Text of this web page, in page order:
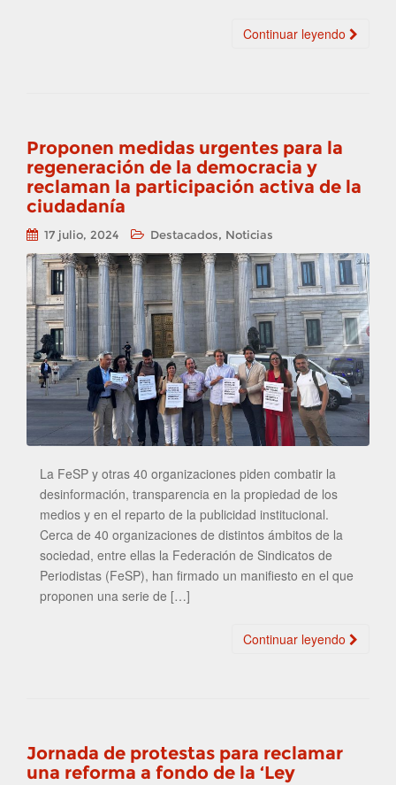
Continuar leyendo
Proponen medidas urgentes para la
regeneración de la democracia y
reclaman la participación activa de la
ciudadanía
17 julio, 2024 Destacados, Noticias
La FeSP y otras 40 organizaciones piden combatir la
desinformación, transparencia en la propiedad de los
medios y en el reparto de la publicidad institucional.
Cerca de 40 organizaciones de distintos ámbitos de la
sociedad, entre ellas la Federación de Sindicatos de
Periodistas (FeSP), han firmado un manifiesto en el que
proponen una serie de […]
Continuar leyendo
Jornada de protestas para reclamar
una reforma a fondo de la ‘Ley